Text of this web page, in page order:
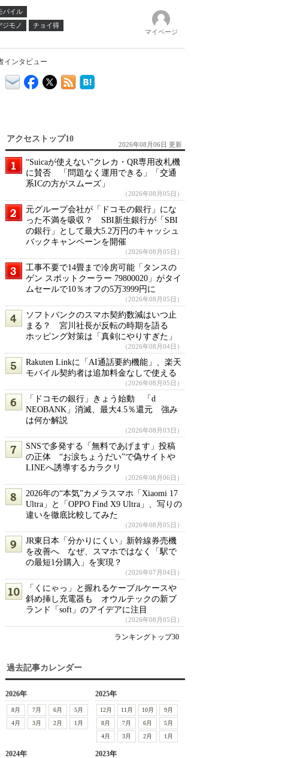
バイル
ジモノ
チョイ得
マイページ
インタビュー
アクセストップ10
2026年08月06日 更新
“Suicaが使えない”クレカ・QR専用改札機
に賛否 「問題なく運用できる」「交通
系ICの方がスムーズ」
（2026年08月05日）
元グループ会社が「ドコモの銀行」にな
った不満を吸収？ SBI新生銀行が「SBI
の銀行」として最大5.2万円のキャッシュ
バックキャンペーンを開催
（2026年08月05日）
工事不要で14畳まで冷房可能「タンスの
ゲン スポットクーラー 79800020」がタイ
ムセールで10％オフの5万3999円に
（2026年08月05日）
ソフトバンクのスマホ契約数減はいつ止
まる？ 宮川社長が反転の時期を語る
ホッピング対策は「真剣にやりすぎた」
（2026年08月04日）
Rakuten Linkに「AI通話要約機能」、楽天
モバイル契約者は追加料金なしで使える
（2026年08月05日）
「ドコモの銀行」きょう始動 「d
NEOBANK」消滅、最大4.5％還元 強み
は何か解説
（2026年08月03日）
SNSで多発する「無料であげます」投稿
の正体 “お涙ちょうだい”で偽サイトや
LINEへ誘導するカラクリ
（2026年08月06日）
2026年の“本気”カメラスマホ「Xiaomi 17
Ultra」と「OPPO Find X9 Ultra」、写りの
違いを徹底比較してみた
（2026年08月05日）
JR東日本「分かりにくい」新幹線券売機
を改善へ なぜ、スマホではなく「駅で
の最短1分購入」を実現？
（2026年07月04日）
「くにゃっ」と握れるケーブルケースや
斜め挿し充電器も オウルテックの新ブ
ランド「soft」のアイデアに注目
（2026年08月05日）
ランキングトップ30
過去記事カレンダー
2026年
8月 7月 6月
5月
4月
3月 2月 1月
2025年
12月 11月 10月
9月
8月
7月 6月
5月
4月
3月 2月 1月
2024年 2023年